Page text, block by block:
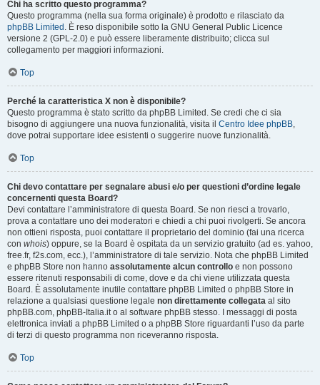
Chi ha scritto questo programma?
Questo programma (nella sua forma originale) è prodotto e rilasciato da
phpBB Limited . È reso disponibile sotto la GNU General Public Licence
versione 2 (GPL-2.0) e può essere liberamente distribuito; clicca sul
collegamento per maggiori informazioni.
Top
Perché la caratteristica X non è disponibile?
Questo programma è stato scritto da phpBB Limited. Se credi che ci sia
bisogno di aggiungere una nuova funzionalità, visita il Centro Idee phpBB,
dove potrai supportare idee esistenti o suggerire nuove funzionalità.
Top
Chi devo contattare per segnalare abusi e/o per questioni d’ordine legale
concernenti questa Board?
Devi contattare l’amministratore di questa Board. Se non riesci a trovarlo,
prova a contattare uno dei moderatori e chiedi a chi puoi rivolgerti. Se ancora
non ottieni risposta, puoi contattare il proprietario del dominio (fai una ricerca
con whois) oppure, se la Board è ospitata da un servizio gratuito (ad es. yahoo,
free.fr, f2s.com, ecc.), l’amministratore di tale servizio. Nota che phpBB Limited
e phpBB Store non hanno assolutamente alcun controllo e non possono
essere ritenuti responsabili di come, dove e da chi viene utilizzata questa
Board. È assolutamente inutile contattare phpBB Limited o phpBB Store in
relazione a qualsiasi questione legale non direttamente collegata al sito
phpBB.com, phpBB-Italia.it o al software phpBB stesso. I messaggi di posta
elettronica inviati a phpBB Limited o a phpBB Store riguardanti l’uso da parte
di terzi di questo programma non riceveranno risposta.
Top